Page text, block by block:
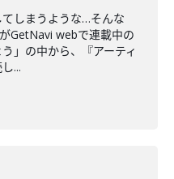
しまうような…そんな
GetNavi webで連載中の
」の中から、『アーティ
...